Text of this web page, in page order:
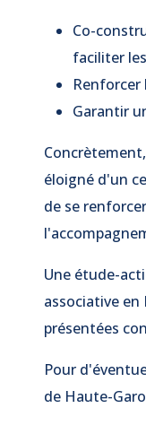
Co-
faciliter
Renforcer
Garantir
éloigné d'un
de se
Une étude-
associative
présentées
Pour
de Haute-